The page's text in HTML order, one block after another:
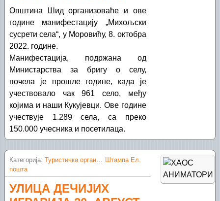
Општина Шид организоваће и ове
године манифестацију „Михољски
сусрети села“, у Моровићу, 8. октобра
2022. године.
Манифестација, подржана од
Министарства за бригу о селу,
почела је прошле године, када је
учествовало чак 961 село, међу
којима и наши Кукујевци. Ове године
учествује 1.289 села, са преко
150.000 учесника и посетилаца.
Категорија: Туристичка организација Шид Штампа Ел.
пошта
УЛИЦА ДЕЧИЈИХ